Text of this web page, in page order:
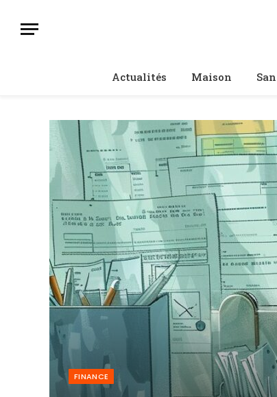
Actualités Maison
FINANCE